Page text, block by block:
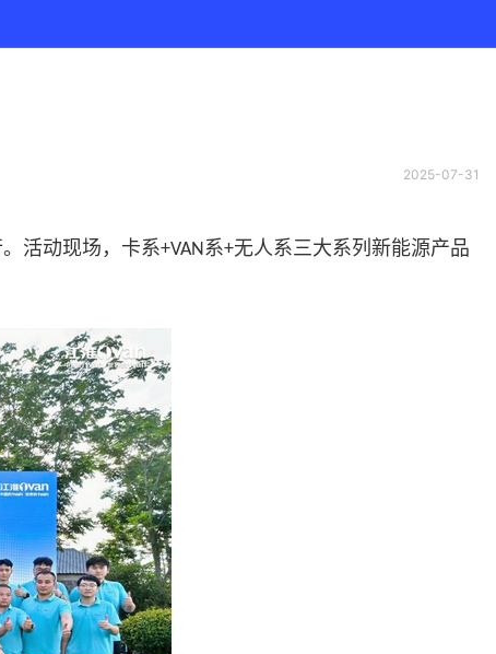
2025-07-31
活动现场，卡系+VAN系+无人系三大系列新能源产品